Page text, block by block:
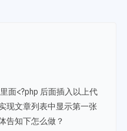
面<?php 后面插入以上代
现文章列表中显示第一张
告知下怎么做？